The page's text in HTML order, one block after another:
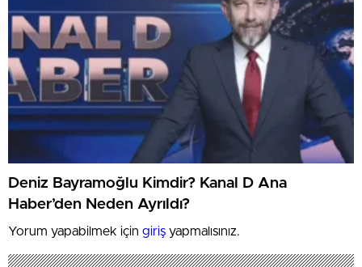
Deniz Bayramoğlu Kimdir? Kanal D Ana
Haber’den Neden Ayrıldı?
Yorum yapabilmek için giriş yapmalısınız.